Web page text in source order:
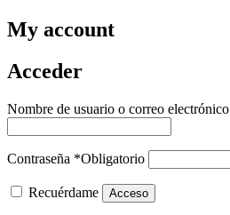
My account
Acceder
Nombre de usuario o correo electrónico
Contraseña *Obligatorio
Recuérdame Acceso